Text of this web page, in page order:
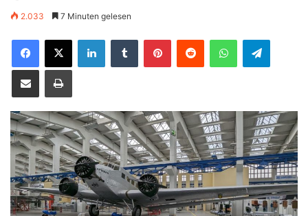
e
d
s
e
i
n
e
E
-
2.033 7 Minuten gelesen